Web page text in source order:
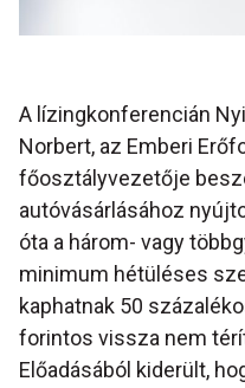
A lízingkonferencián
Norbert, az Emberi
főosztályvezetője
autóvásárlásához
óta a három- vagy
minimum hétüléses
kaphatnak 50
forintos vissza nem
Előadásából kiderült,